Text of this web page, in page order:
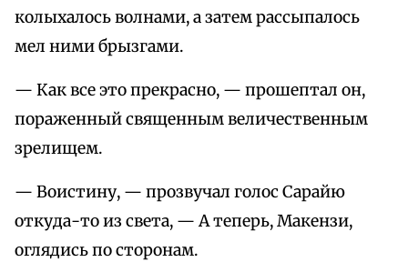
колыхалось волнами, а затем рассыпалось
мел ними брызгами.
— Как все это прекрасно, — прошептал он,
пораженный священным величественным
зрелищем.
— Воистину, — прозвучал голос Сарайю
откуда-то из света, — А теперь, Макензи,
оглядись по сторонам.